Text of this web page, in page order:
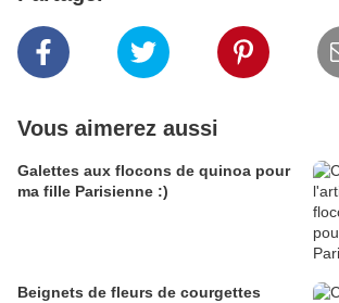
Vous aimerez aussi
Galettes aux flocons de quinoa pour
ma fille Parisienne :)
Beignets de fleurs de courgettes